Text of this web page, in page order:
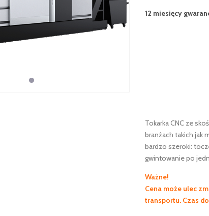
12 miesięcy
Tokarka CNC ze
branżach takich jak
bardzo szeroki:
gwintowanie po
Ważne!
Cena może ulec
transportu. Czas